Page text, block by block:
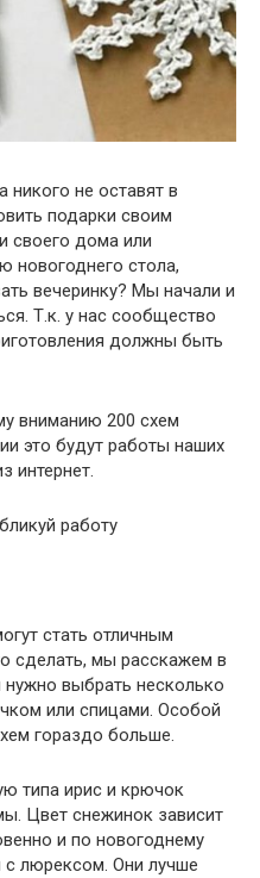
никого не оставят в
подарки своим
своего дома или
новогоднего стола,
вечеринку? Мы начали и
Т.к. у нас сообщество
должны быть
вниманию 200 схем
это будут работы наших
интернет.
работу
стать отличным
сделать, мы расскажем в
выбрать несколько
или спицами. Особой
гораздо больше.
типа ирис и крючок
Цвет снежинок зависит
и по новогоднему
с люрексом. Они лучше